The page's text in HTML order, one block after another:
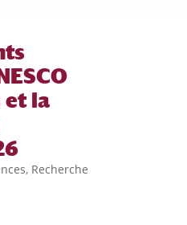
et la
, Recherche